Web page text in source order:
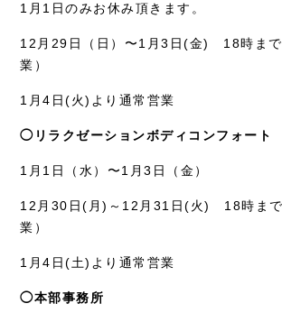
1月1日のみお休み頂きます。
12月29日（日）〜1月3日(金) 18時まで
業）
1月4日(火)より通常営業
◯リラクゼーションボディコンフォート
1月1日（水）〜1月3日（金）
12月30日(月)～12月31日(火) 18時まで
業）
1月4日(土)より通常営業
◯本部事務所